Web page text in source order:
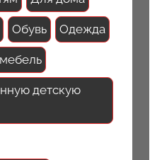
Обувь Одежда
детскую